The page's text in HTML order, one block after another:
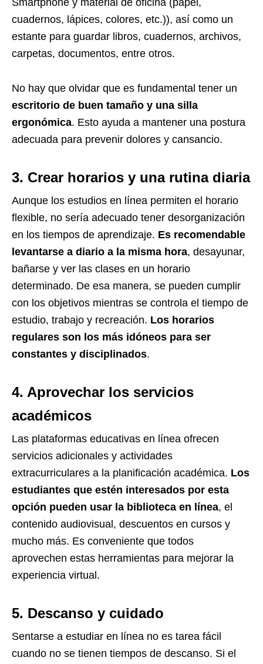
Smartphone y material de oficina (papel,
cuadernos, lápices, colores, etc.)), así como un
estante para guardar libros, cuadernos, archivos,
carpetas, documentos, entre otros.
No hay que olvidar que es fundamental tener un
escritorio de buen tamaño y una silla
ergonómica. Esto ayuda a mantener una postura
adecuada para prevenir dolores y cansancio.
3. Crear horarios y una rutina diaria
Aunque los estudios en línea permiten el horario
flexible, no sería adecuado tener desorganización
en los tiempos de aprendizaje. Es recomendable
levantarse a diario a la misma hora, desayunar,
bañarse y ver las clases en un horario
determinado. De esa manera, se pueden cumplir
con los objetivos mientras se controla el tiempo de
estudio, trabajo y recreación. Los horarios
regulares son los más idóneos para ser
constantes y disciplinados.
4. Aprovechar los servicios
académicos
Las plataformas educativas en línea ofrecen
servicios adicionales y actividades
extracurriculares a la planificación académica. Los
estudiantes que estén interesados por esta
opción pueden usar la biblioteca en línea, el
contenido audiovisual, descuentos en cursos y
mucho más. Es conveniente que todos
aprovechen estas herramientas para mejorar la
experiencia virtual.
5. Descanso y cuidado
Sentarse a estudiar en línea no es tarea fácil
cuando no se tienen tiempos de descanso. Si el